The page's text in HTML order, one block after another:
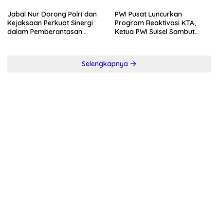
Jabal Nur Dorong Polri dan
Kejaksaan Perkuat Sinergi
dalam Pemberantasan
PWI Pusat Luncurkan
Program Reaktivasi KTA,
Ketua PWI Sulsel Sambut
Selengkapnya